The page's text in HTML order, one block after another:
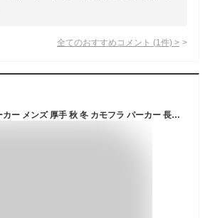
全てのおすすめコメント (1 件) >
[HAPPYJP] 迷彩柄 パーカー メンズ 厚手 秋 冬 カモフラ パーカー 長袖 防寒 トップス カジュアル (XL（日本のL相当）)